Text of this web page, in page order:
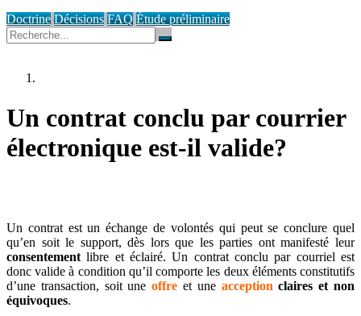
Doctrine Décisions FAQ Étude préliminaire
Un contrat conclu par courrier
électronique est-il valide?
Un contrat est un échange de volontés qui peut se conclure quel
qu’en soit le support, dès lors que les parties ont manifesté leur
consentement libre et éclairé. Un contrat conclu par courriel est
donc valide à condition qu’il comporte les deux éléments constitutifs
d’une transaction, soit uneoffre et une acception claires et non
équivoques.